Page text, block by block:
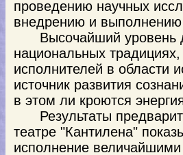
проведению научных
внедрению и выполнению
Высочайший уровень
национальных
исполнителей в области
источник развития
в этом ли кроются
Результаты
театре "Кантилена"
исполнение